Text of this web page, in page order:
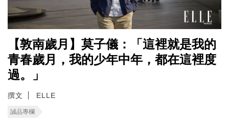
【敦南歲月】莫子儀：「這裡就是我的
青春歲月，我的少年中年，都在這裡度
過。」
撰文 ELLE
誠品專欄